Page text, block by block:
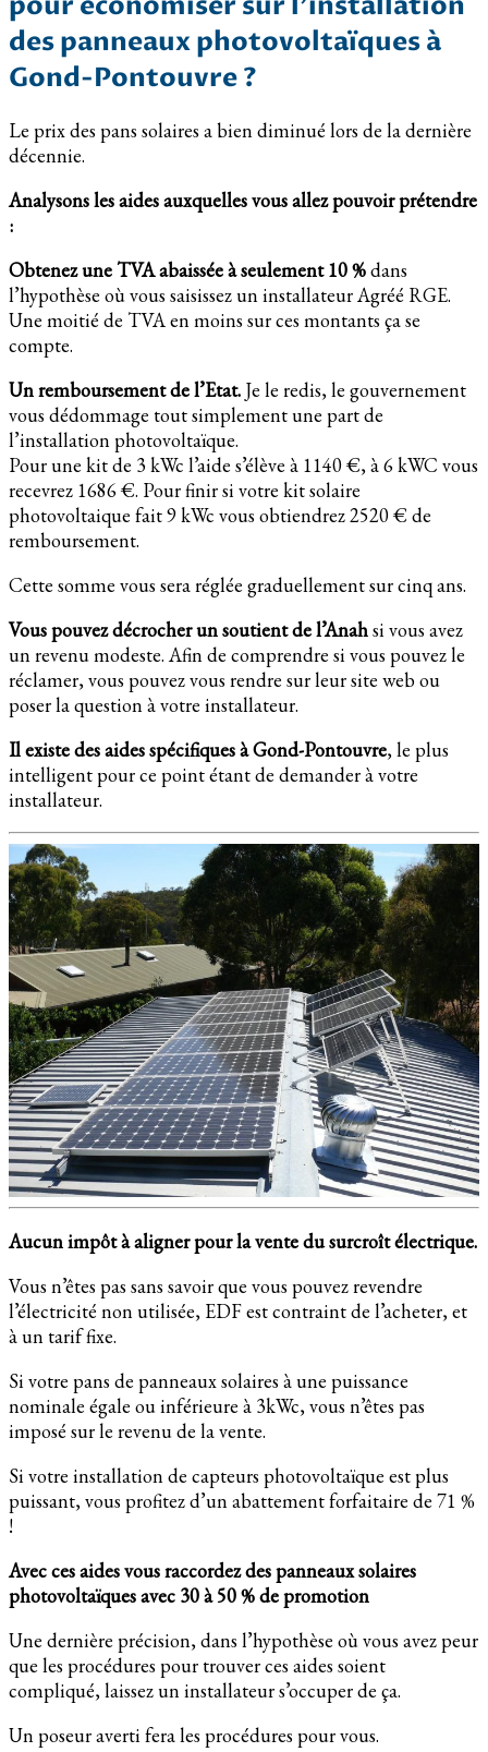
des panneaux photovoltaïques à
Gond-Pontouvre ?
Le prix des pans solaires a bien diminué lors de la dernière
décennie.
Analysons les aides auxquelles vous allez pouvoir prétendre
:
Obtenez une TVA abaissée à seulement 10 %dans
l’hypothèse où vous saisissez un installateur Agréé RGE.
Une moitié de TVA en moins sur ces montants ça se
compte.
Un remboursement de l’Etat. Je le redis, le gouvernement
vous dédommage tout simplement une part de
l’installation photovoltaïque.
Pour une kit de 3 kWc l’aide s’élève à 1140 €, à 6 kWC vous
recevrez 1686 €. Pour finir si votre kit solaire
photovoltaique fait 9 kWc vous obtiendrez 2520 € de
remboursement.
Cette somme vous sera réglée graduellement sur cinq ans.
Vous pouvez décrocher un soutient de l’Anahsi vous avez
un revenu modeste. Afin de comprendre si vous pouvez le
réclamer, vous pouvez vous rendre sur leur site web ou
poser la question à votre installateur.
Il existe des aides spécifiques à Gond-Pontouvre, le plus
intelligent pour ce point étant de demander à votre
installateur.
Aucun impôt à aligner pour la vente du surcroît électrique.
Vous n’êtes pas sans savoir que vous pouvez revendre
l’électricité non utilisée, EDF est contraint de l’acheter, et
à un tarif fixe.
Si votre pans de panneaux solaires à une puissance
nominale égale ou inférieure à 3kWc, vous n’êtes pas
imposé sur le revenu de la vente.
Si votre installation de capteurs photovoltaïque est plus
puissant, vous profitez d’un abattement forfaitaire de 71 %
!
Avec ces aides vous raccordez des panneaux solaires
photovoltaïques avec 30 à 50 % de promotion
Une dernière précision, dans l’hypothèse où vous avez peur
que les procédures pour trouver ces aides soient
compliqué, laissez un installateur s’occuper de ça.
Un poseur averti fera les procédures pour vous.